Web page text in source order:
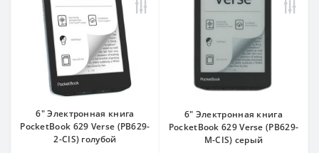
6" Электронная книга
PocketBook 629 Verse (PB629-
2-CIS) голубой
6" Электронная книга
PocketBook 629 Verse (PB629-
M-CIS) серый